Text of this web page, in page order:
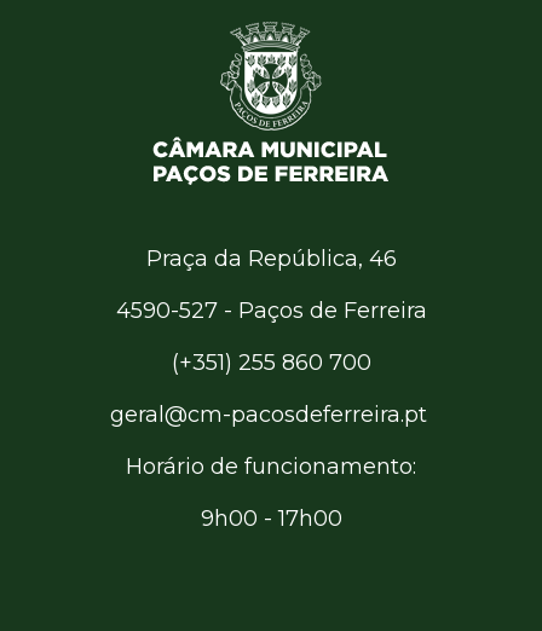
Praça da República, 46
4590-527 - Paços de Ferreira
(+351) 255 860 700
geral@cm-pacosdeferreira.pt
Horário de funcionamento:
9h00 - 17h00